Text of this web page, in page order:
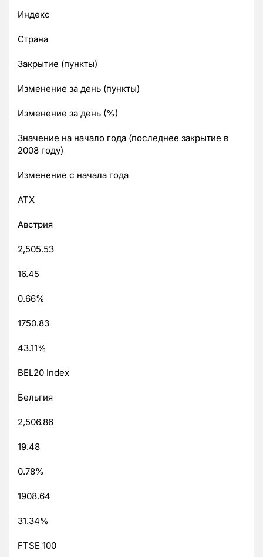
Индекс
Страна
Закрытие (пункты)
Изменение за день (пункты)
Изменение за день (%)
Значение на начало года (последнее закрытие в
2008 году)
Изменение с начала года
ATX
Австрия
2,505.53
16.45
0.66%
1750.83
43.11%
BEL20 Index
Бельгия
2,506.86
19.48
0.78%
1908.64
31.34%
FTSE 100